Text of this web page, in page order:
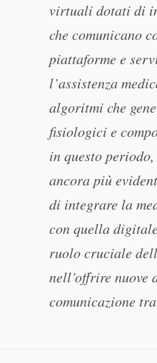
virtuali dotati di
che comunicano
piattaforme e
l’assistenza
algoritmi che
fisiologici e
in questo
ancora più
di integrare la
con quella
ruolo cruciale
nell’offrire nuove
comunicazione